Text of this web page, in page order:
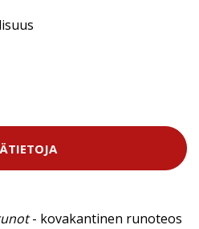
- kovakantinen runoteos